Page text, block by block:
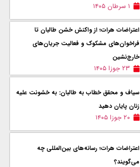
۱ سرطان ۱۴۰۵
اعتراضات هرات؛ از واکنش خشن طالبان تا
فراخوان‌های مشکوک و فعالیت جریان‌های
خارج‌نشین
۲۳ جوزا ۱۴۰۵
سیاف و محقق خطاب به طالبان: به خشونت علیه
زنان پایان دهید
۲۰ جوزا ۱۴۰۵
اعتراضات هرات؛ رسانه‌های بین‌المللی چه
می‌گویند؟